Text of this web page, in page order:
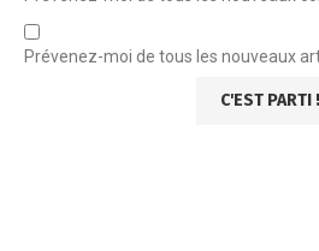
Prévenez-moi de tous les nouveaux